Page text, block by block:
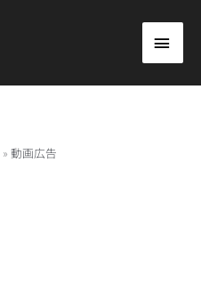
メ
イ
» 動画広告